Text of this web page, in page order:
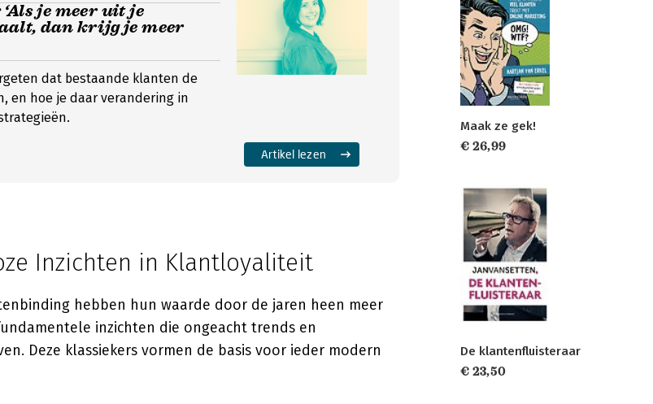
je meer uit je
dan krijg je meer
dat bestaande klanten de
en hoe je daar verandering in
Artikel lezen
Inzichten in Klantloyaliteit
hebben hun waarde door de jaren heen meer
inzichten die ongeacht trends en
Deze klassiekers vormen de basis voor ieder modern
Maak ze gek!
€ 26,99
De klantenfluisteraar
€ 23,50